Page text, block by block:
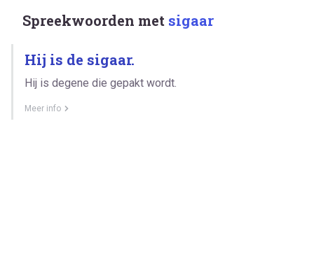
Spreekwoorden met sigaar
Hij is de sigaar.
Hij is degene die gepakt wordt.
Meer info